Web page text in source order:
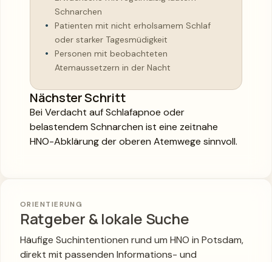
Schnarchen
Patienten mit nicht erholsamem Schlaf
oder starker Tagesmüdigkeit
Personen mit beobachteten
Atemaussetzern in der Nacht
Nächster Schritt
Bei Verdacht auf Schlafapnoe oder
belastendem Schnarchen ist eine zeitnahe
HNO-Abklärung der oberen Atemwege sinnvoll.
ORIENTIERUNG
Ratgeber & lokale Suche
Häufige Suchintentionen rund um HNO in Potsdam,
direkt mit passenden Informations- und